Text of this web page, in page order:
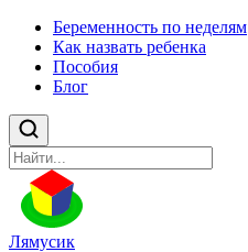
Беременность по неделям
Как назвать ребенка
Пособия
Блог
Лямусик